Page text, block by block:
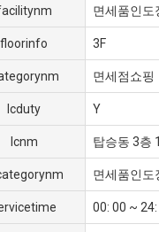
면세품인도
floorinfo 3F
면세점쇼핑
lcduty Y
lcnm 탑승동 3층
면세품인도
00: 00 ~ 24: